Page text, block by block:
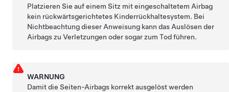
Platzieren Sie auf einem Sitz mit eingeschaltetem Airbag
kein rückwärtsgerichtetes Kinderrückhaltesystem. Bei
Nichtbeachtung dieser Anweisung kann das Auslösen der
Airbags zu Verletzungen oder sogar zum Tod führen.
WARNUNG
Damit die Seiten-Airbags korrekt ausgelöst werden